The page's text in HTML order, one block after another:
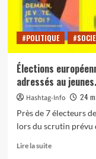
encore
du
boulot…
1/2)
#POLITIQUE
Élections
adressés au
Hashtag-Info
24
Près de 7 électeurs
lors du scrutin prévu
Lire la suiteEn